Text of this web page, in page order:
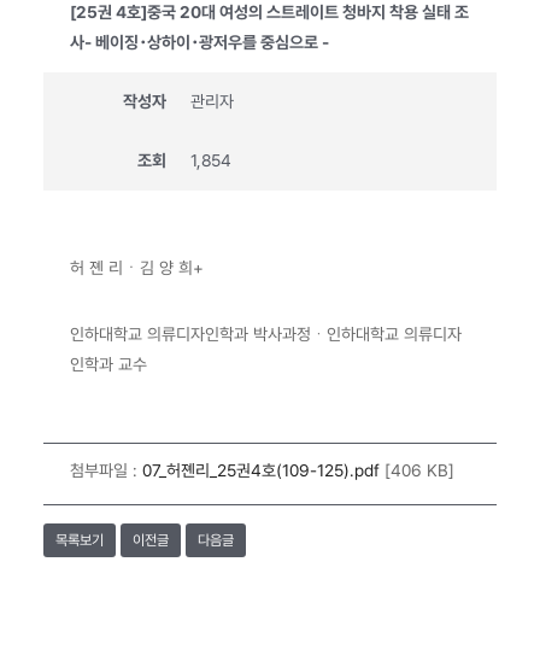
[25권 4호]중국 20대 여성의 스트레이트 청바지 착용 실태 조
사- 베이징･상하이･광저우를 중심으로 -
작성자 관리자
조회 1,854
허 졘 리ㆍ김 양 희+
인하대학교 의류디자인학과 박사과정 ㆍ 인하대학교 의류디자
인학과 교수
첨부파일 : 07_허졘리_25권4호(109-125).pdf[406 KB]
목록보기 이전글 다음글